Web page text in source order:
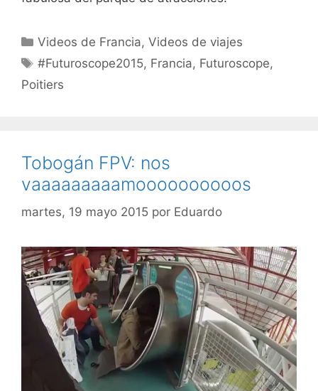
Categorías
Videos de Francia,Videos de viajes
Etiquetas
#Futuroscope2015, Francia, Futuroscope,
Poitiers
Tobogán FPV: nos
vaaaaaaaaamoooooooooos
martes, 19 mayo 2015 por Eduardo